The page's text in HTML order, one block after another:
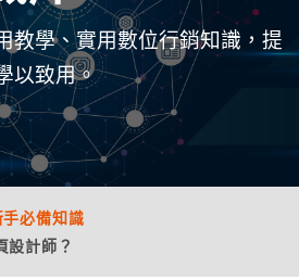
教學、實用數位行銷知識，提
以致用。
手必備知識
設計師？